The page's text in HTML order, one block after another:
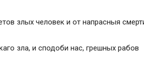
злых человек и от напрасныя
зла, и сподоби нас, грешных рабов